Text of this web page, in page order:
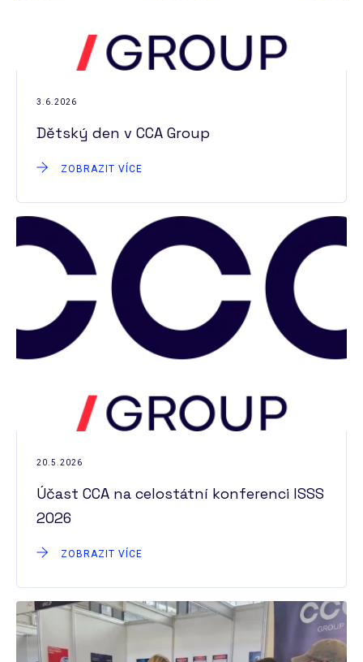
3.6.2026
Dětský den v CCA Group
ZOBRAZIT VÍCE
20.5.2026
Účast CCA na celostátní konferenci ISSS
2026
ZOBRAZIT VÍCE